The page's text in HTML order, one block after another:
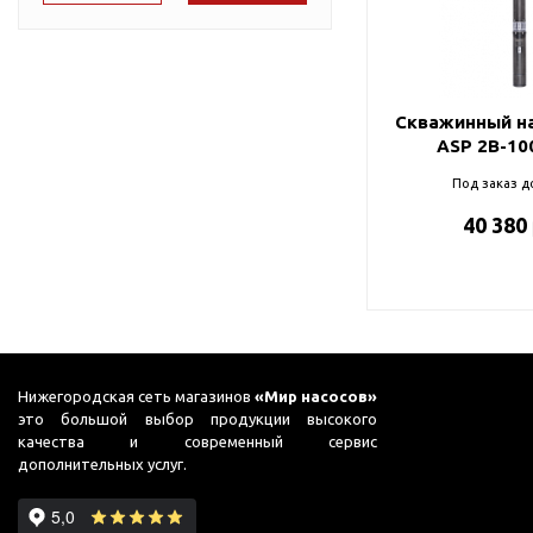
Джилекс
Скважинный
ASP 2B-
Под заказ
40 380
Нижегородская сеть магазинов«Мир насосов»
это большой выбор продукции высокого
качества и современный сервис
дополнительных услуг.